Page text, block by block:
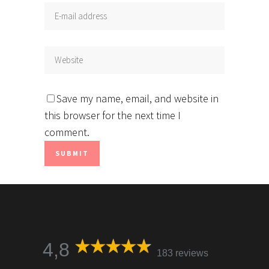
Save my name, email, and website in
this browser for the next time I
comment.
4,8 183 reviews